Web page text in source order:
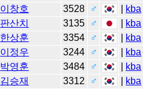
이창호 3528 ♂ kba
판산치 3135 ♂ kba
한상훈 3354 ♂ kba
이정우 3244 ♂ kba
박영훈 3484 ♂ kba
김승재 3312 ♂ kba